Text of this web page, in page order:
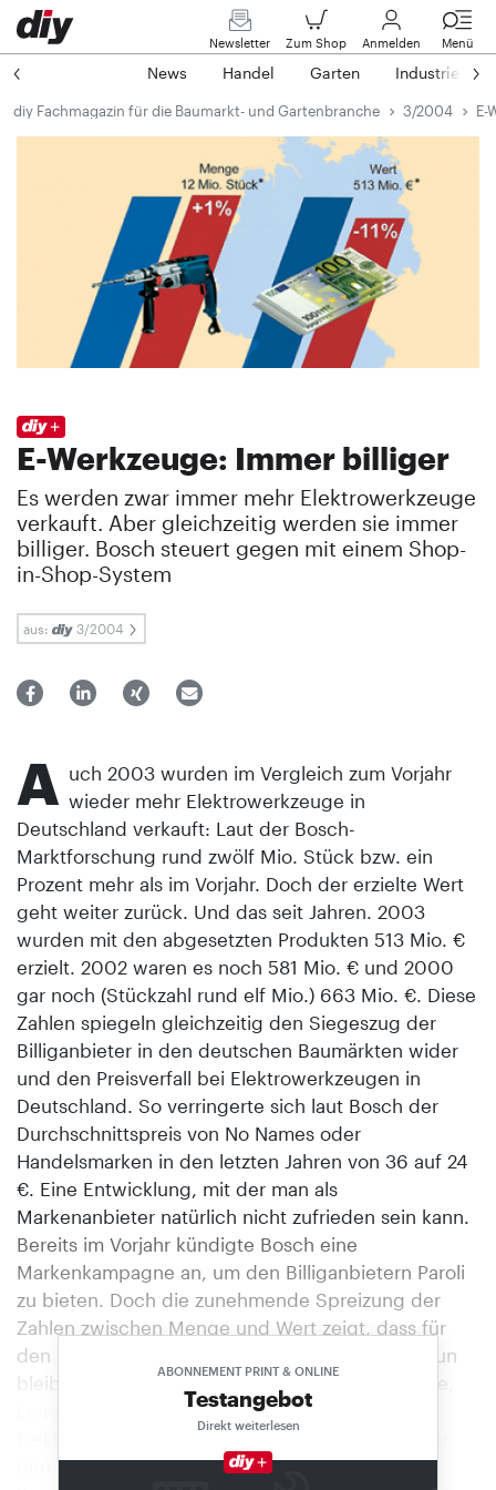
Newsletter Zum Shop Anmelden Menü
News Handel Garten Industrie
diy Fachmagazin für die Baumarkt- und Gartenbranche 3/2004 E-
E-Werkzeuge: Immer billiger
Es werden zwar immer mehr Elektrowerkzeuge
verkauft. Aber gleichzeitig werden sie immer
billiger. Bosch steuert gegen mit einem Shop-
in-Shop-System
aus: 3/2004
ABONNEMENT PRINT & ONLINE
Testangebot
Direkt weiterlesen
A uch 2003 wurden im Vergleich zum Vorjahr
wieder mehr Elektrowerkzeuge in
Deutschland verkauft: Laut der Bosch-
Marktforschung rund zwölf Mio. Stück bzw. ein
Prozent mehr als im Vorjahr. Doch der erzielte Wert
geht weiter zurück. Und das seit Jahren. 2003
wurden mit den abgesetzten Produkten 513 Mio. €
erzielt. 2002 waren es noch 581 Mio. € und 2000
gar noch (Stückzahl rund elf Mio.) 663 Mio. €. Diese
Zahlen spiegeln gleichzeitig den Siegeszug der
Billiganbieter in den deutschen Baumärkten wider
und den Preisverfall bei Elektrowerkzeugen in
Deutschland. So verringerte sich laut Bosch der
Durchschnittspreis von No Names oder
Handelsmarken in den letzten Jahren von 36 auf 24
€. Eine Entwicklung, mit der man als
Markenanbieter natürlich nicht zufrieden sein kann.
Bereits im Vorjahr kündigte Bosch eine
Markenkampagne an, um den Billiganbietern Paroli
zu bieten. Doch die zunehmende Spreizung der
Zahlen zwischen Menge und Wert zeigt, dass für
den Marktriesen aus Stuttgart noch einiges zu tun
bleibt. Umso erfreuter zeigte sich Matthias Knofe,
Leiter Verkauf Mitte im Geschäftsbereich
Elektrowerkzeuge der Robert Bosch GmbH, über
den Erfolg der Shop-in-Shop-Systeme in den